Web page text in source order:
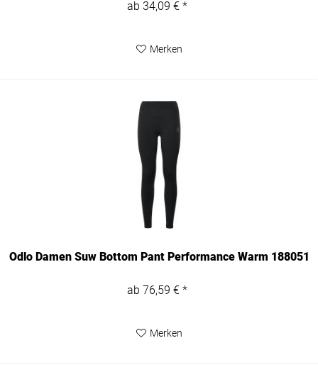
ab 34,09 € *
Merken
Odlo Damen Suw Bottom Pant Performance Warm 188051
ab 76,59 € *
Merken